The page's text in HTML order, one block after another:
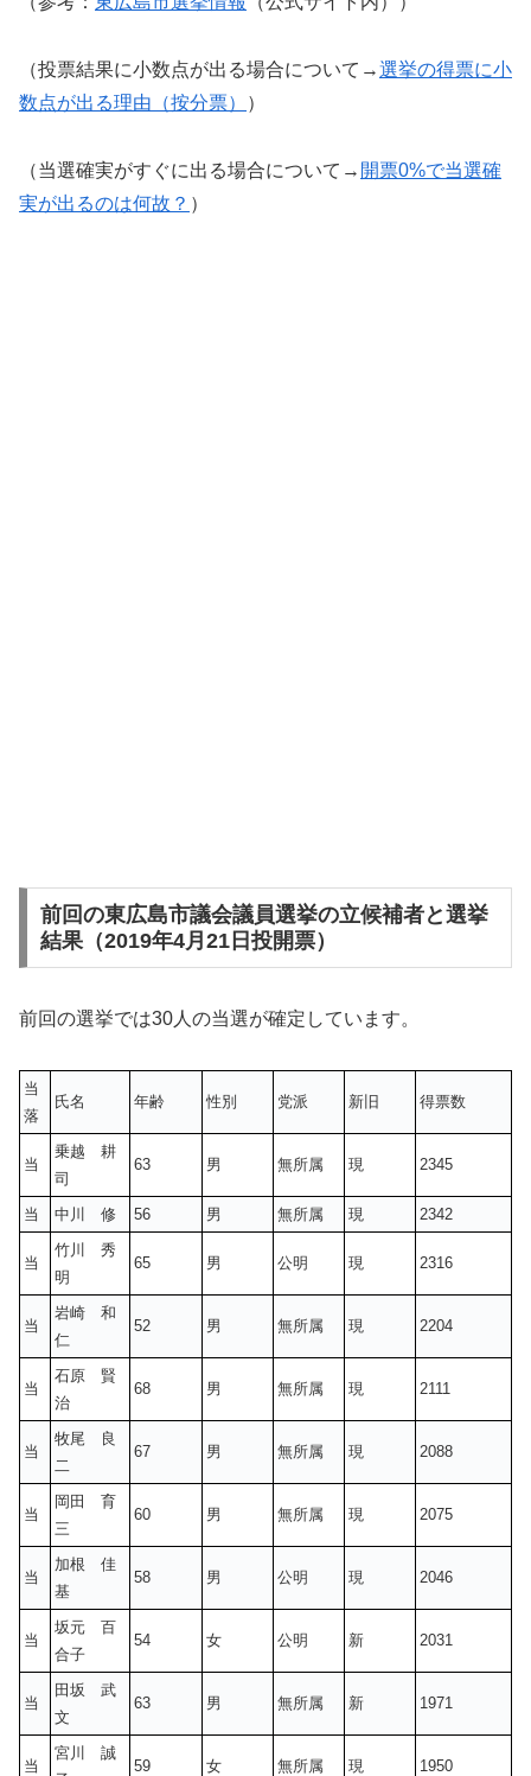
（投票結果に小数点が出る場合について→選挙の得票に小
数点が出る理由（按分票）
）
（当選確実がすぐに出る場合について→ 開票0%で当選確
実が出るのは何故？ ）
前回の東広島市議会議員選挙の立候補者と選挙
結果（2019年4月21日投開票）
前回の選挙では30人の当選が確定しています。
当
落
氏名 年齢 性別 党派 新旧 得票数
当
乗越 耕
司
63 男 無所属 現 2345
当 中川 修 56 男 無所属 現 2342
当
竹川 秀
明
65 男 公明 現 2316
当
岩崎 和
仁
52 男 無所属 現 2204
当
石原 賢
治
68 男 無所属 現 2111
当
牧尾 良
二
67 男 無所属 現 2088
当
岡田 育
三
60 男 無所属 現 2075
当
加根 佳
基
58 男 公明 現 2046
当
坂元 百
合子
54 女 公明 新 2031
当
田坂 武
文
63 男 無所属 新 1971
当
宮川 誠
59 女 無所属 現 1950